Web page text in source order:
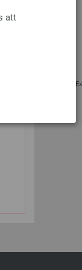
att
4